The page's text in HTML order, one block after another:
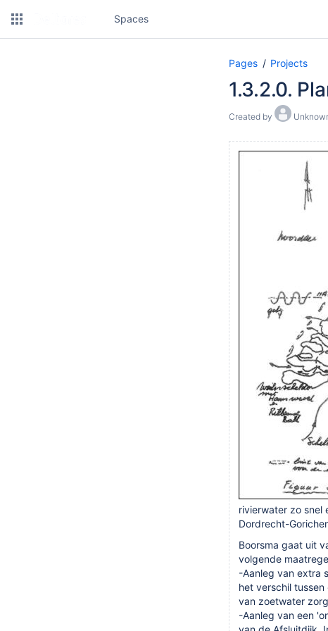
Spaces
Pages Projects
1.3.2.0.
Created by
rivierwater zo snel
Dordrecht-
Boorsma gaat uit
volgende
-Aanleg van extra
het verschil
van zoetwater
-Aanleg van een